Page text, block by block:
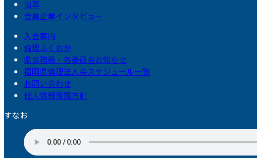
沿革
会員企業インタビュー
入会案内
倫理ふくおか
県事務局・各委員会お知らせ
福岡県倫理法人会スケジュール一覧
お問い合わせ
個人情報保護方針
すなお